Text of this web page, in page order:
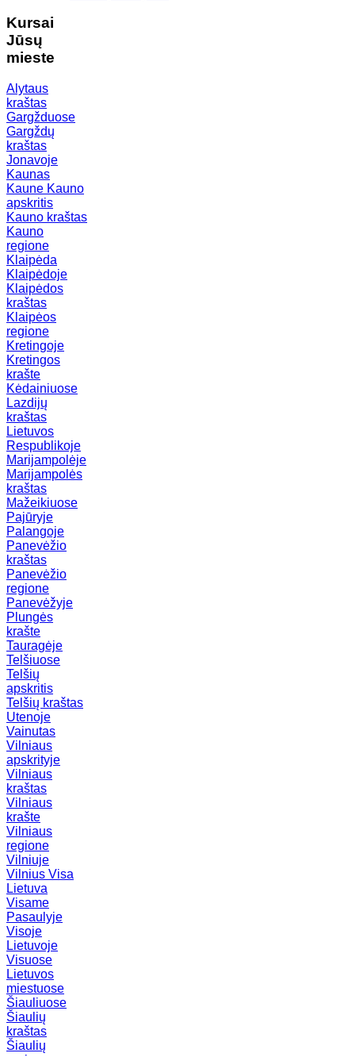
Kursai
Jūsų
mieste
Alytaus
kraštas
Gargžduose
Gargždų
kraštas
Jonavoje
Kaunas
Kaune Kauno
apskritis
Kauno kraštas
Kauno
regione
Klaipėda
Klaipėdoje
Klaipėdos
kraštas
Klaipėos
regione
Kretingoje
Kretingos
krašte
Kėdainiuose
Lazdijų
kraštas
Lietuvos
Respublikoje
Marijampolėje
Marijampolės
kraštas
Mažeikiuose
Pajūryje
Palangoje
Panevėžio
kraštas
Panevėžio
regione
Panevėžyje
Plungės
krašte
Tauragėje
Telšiuose
Telšių
apskritis
Telšių kraštas
Utenoje
Vainutas
Vilniaus
apskrityje
Vilniaus
kraštas
Vilniaus
krašte
Vilniaus
regione
Vilniuje
Vilnius Visa
Lietuva
Visame
Pasaulyje
Visoje
Lietuvoje
Visuose
Lietuvos
miestuose
Šiauliuose
Šiaulių
kraštas
Šiaulių